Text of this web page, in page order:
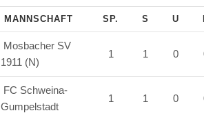
MANNSCHAFT SP. S U
Mosbacher SV
1911 (N)
1 1 0
FC Schweina-
Gumpelstadt
1 1 0